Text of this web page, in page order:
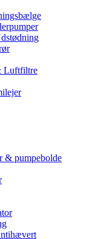
Luftfiltre
& pumpebolde